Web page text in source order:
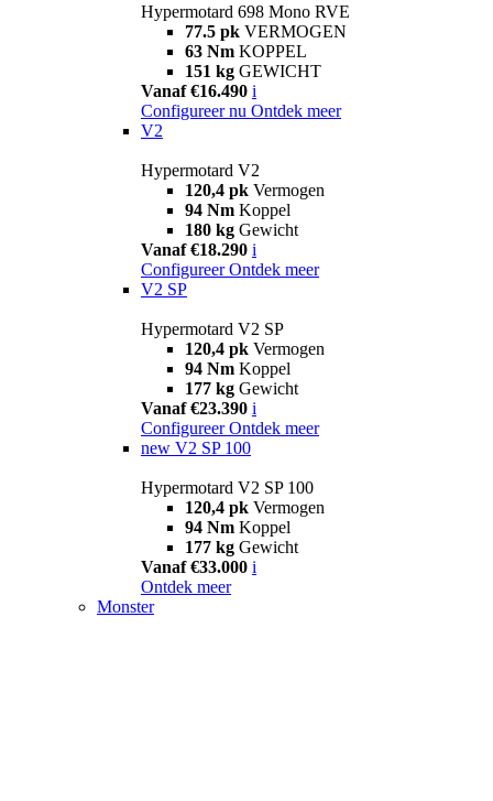
Hypermotard 698 Mono RVE
77.5 pk VERMOGEN
63 Nm KOPPEL
151 kg GEWICHT
Vanaf €16.490 i
Configureer nu Ontdek meer
V2
Hypermotard V2
120,4 pk Vermogen
94 Nm Koppel
180 kg Gewicht
Vanaf €18.290 i
Configureer Ontdek meer
V2 SP
Hypermotard V2 SP
120,4 pk Vermogen
94 Nm Koppel
177 kg Gewicht
Vanaf €23.390 i
Configureer Ontdek meer
new V2 SP 100
Hypermotard V2 SP 100
120,4 pk Vermogen
94 Nm Koppel
177 kg Gewicht
Vanaf €33.000 i
Ontdek meer
Monster